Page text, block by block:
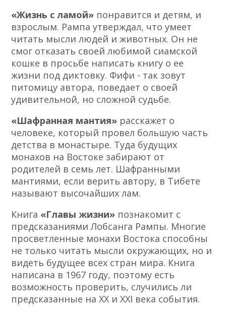
«Жизнь с ламой» понравится и детям, и
взрослым. Рампа утверждал, что умеет
читать мысли людей и животных. Он не
смог отказать своей любимой сиамской
кошке в просьбе написать книгу о ее
жизни под диктовку. Фифи - так зовут
питомицу автора, поведает о своей
удивительной, но сложной судьбе.
«Шафранная мантия» расскажет о
человеке, который провел большую часть
детства в монастыре. Туда будущих
монахов на Востоке забирают от
родителей в семь лет. Шафранными
мантиями, если верить автору, в Тибете
называют высочайших лам.
Книга «Главы жизни» познакомит с
предсказаниями Лобсанга Рампы. Многие
просветленные монахи Востока способны
не только читать мысли окружающих, но и
видеть будущее всех стран мира. Книга
написана в 1967 году, поэтому есть
возможность проверить, случились ли
предсказанные на XX и XXI века события.